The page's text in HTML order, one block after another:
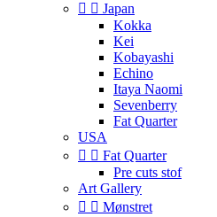
  Japan
Kokka
Kei
Kobayashi
Echino
Itaya Naomi
Sevenberry
Fat Quarter
USA
  Fat Quarter
Pre cuts stof
Art Gallery
  Mønstret